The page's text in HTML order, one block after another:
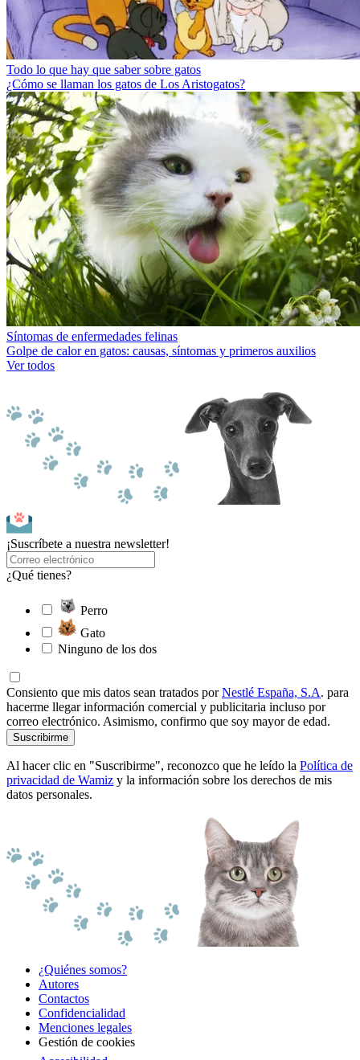
Todo lo que hay que saber sobre gatos
¿Cómo se llaman los gatos de Los Aristogatos?
Síntomas de enfermedades felinas
Golpe de calor en gatos: causas, síntomas y primeros auxilios
Ver todos
¡Suscríbete a nuestra newsletter!
¿Qué tienes?
Perro
Gato
Ninguno de los dos
Consiento que mis datos sean tratados porNestlé España, S.A. para
hacerme llegar información comercial y publicitaria incluso por
correo electrónico. Asimismo, confirmo que soy mayor de edad.
Suscribirme
Al hacer clic en "Suscribirme", reconozco que he leído la Política de
privacidad de Wamiz y la información sobre los derechos de mis
datos personales.
¿Quiénes somos?
Autores
Contactos
Confidencialidad
Menciones legales
Gestión de cookies